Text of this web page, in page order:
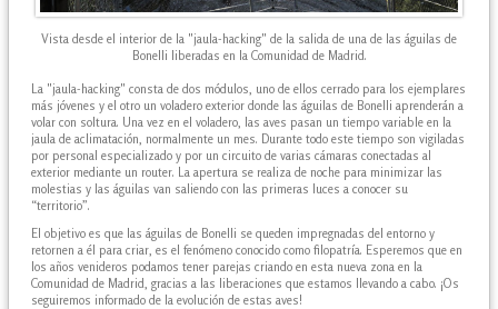
Vista desde el interior de la "jaula-hacking" de la salida de una de las águilas de
Bonelli liberadas en la Comunidad de Madrid.
La "jaula-hacking" consta de dos módulos, uno de ellos cerrado para los ejemplares
más jóvenes y el otro un voladero exterior donde las águilas de Bonelli aprenderán a
volar con soltura. Una vez en el voladero, las aves pasan un tiempo variable en la
jaula de aclimatación, normalmente un mes. Durante todo este tiempo son vigiladas
por personal especializado y por un circuito de varias cámaras conectadas al
exterior mediante un router. La apertura se realiza de noche para minimizar las
molestias y las águilas van saliendo con las primeras luces a conocer su
“territorio”.
El objetivo es que las águilas de Bonelli se queden impregnadas del entorno y
retornen a él para criar, es el fenómeno conocido como filopatría. Esperemos que en
los años venideros podamos tener parejas criando en esta nueva zona en la
Comunidad de Madrid, gracias a las liberaciones que estamos llevando a cabo. ¡Os
seguiremos informado de la evolución de estas aves!